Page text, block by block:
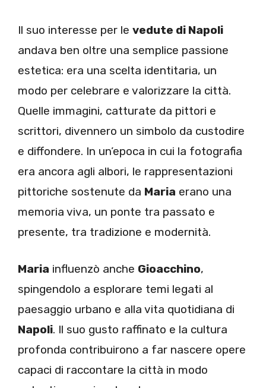
Il suo interesse per le vedute di Napoli
andava ben oltre una semplice passione
estetica: era una scelta identitaria, un
modo per celebrare e valorizzare la città.
Quelle immagini, catturate da pittori e
scrittori, divennero un simbolo da custodire
e diffondere. In un’epoca in cui la fotografia
era ancora agli albori, le rappresentazioni
pittoriche sostenute da Maria erano una
memoria viva, un ponte tra passato e
presente, tra tradizione e modernità.
Maria influenzò anche Gioacchino,
spingendolo a esplorare temi legati al
paesaggio urbano e alla vita quotidiana di
Napoli. Il suo gusto raffinato e la cultura
profonda contribuirono a far nascere opere
capaci di raccontare la città in modo